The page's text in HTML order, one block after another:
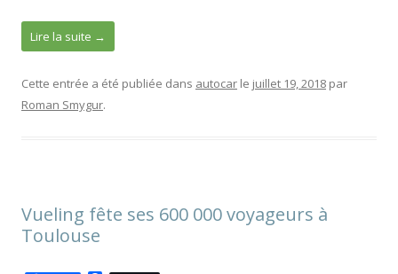
Lire la suite →
Cette entrée a été publiée dans autocar le juillet 19, 2018 par
Roman Smygur.
Vueling fête ses 600 000 voyageurs à
Toulouse